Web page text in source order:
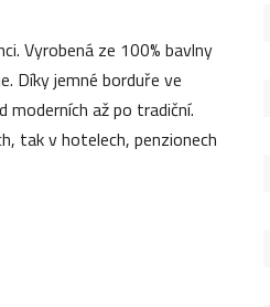
Vyrobená ze 100% bavlny
Díky jemné borduře ve
až po tradiční.
tak v hotelech, penzionech